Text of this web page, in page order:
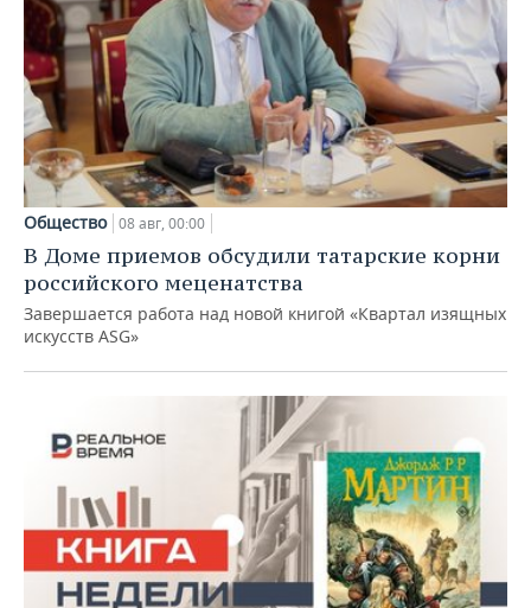
Общество 08 авг, 00:00
В Доме приемов обсудили татарские корни
российского меценатства
Завершается работа над новой книгой «Квартал изящных
искусств ASG»